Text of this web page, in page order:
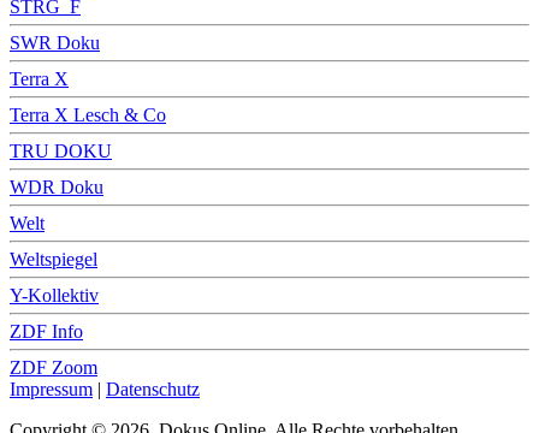
STRG_F
SWR Doku
Terra X
Terra X Lesch & Co
TRU DOKU
WDR Doku
Welt
Weltspiegel
Y-Kollektiv
ZDF Info
ZDF Zoom
Impressum | Datenschutz